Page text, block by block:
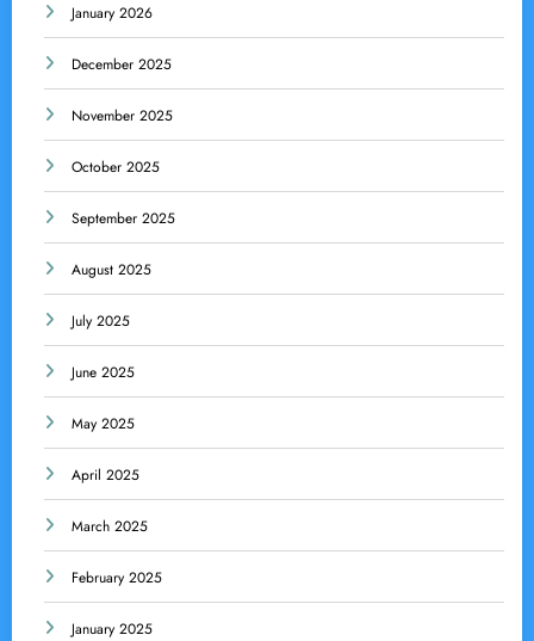
January 2026
December 2025
November 2025
October 2025
September 2025
August 2025
July 2025
June 2025
May 2025
April 2025
March 2025
February 2025
January 2025